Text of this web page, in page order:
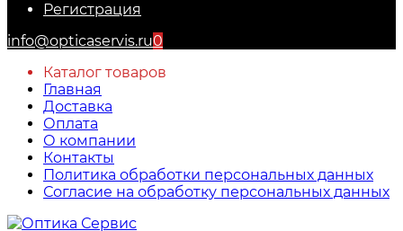
Регистрация
info@opticaservis.ru0
Каталог товаров
Главная
Доставка
Оплата
О компании
Контакты
Политика обработки персональных данных
Согласие на обработку персональных данных